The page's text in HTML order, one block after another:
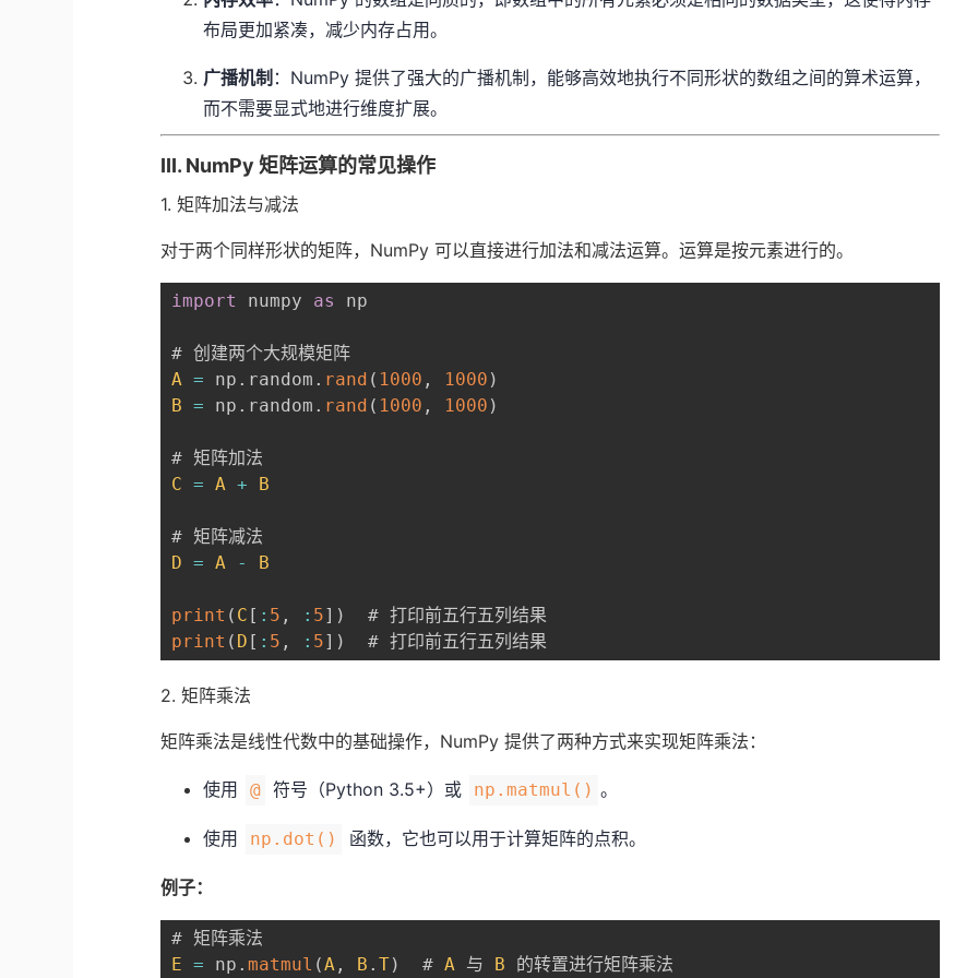
布局更加紧凑，减少内存占用。
广播机制 ：NumPy 提供了强大的广播机制，能够高效地执行不同形状的数组之间的算术运算，
而不需要显式地进行维度扩展。
III. NumPy 矩阵运算的常见操作
1. 矩阵加法与减法
对于两个同样形状的矩阵，NumPy 可以直接进行加法和减法运算。运算是按元素进行的。
import numpy as
np
A = np . random . rand ( 1000 , 1000 )
B = np . random . rand ( 1000 , 1000 )
C = A +
B
D = A -
B
print ( C [ : 5 , : 5] )
print ( D [ : 5 , : 5] )
  # 打印前五行五列结果
2. 矩阵乘法
矩阵乘法是线性代数中的基础操作，NumPy 提供了两种方式来实现矩阵乘法：
使用 @ 符号（Python 3.5+）或 np.matmul() 。
使用 np.dot() 函数，它也可以用于计算矩阵的点积。
例子：
E = np .matmul (A , B .T)
  #
A 与 B 的转置进行矩阵乘法